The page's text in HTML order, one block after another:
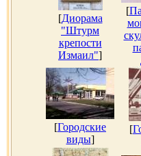
[Диорама
"Штурм
крепости
Измаил"]
[
[Городские
виды]
[